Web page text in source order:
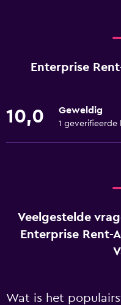
Enterprise
10,0 Geweldig
1 geverifieerde
Veelgestelde
Enterprise Rent-
Wat is het